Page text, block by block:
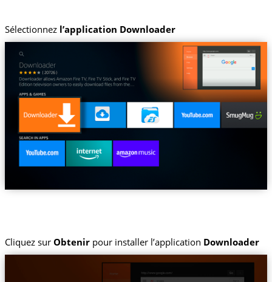
Sélectionnez l’application Downloader
Cliquez sur Obtenirpour installer l’application Downloader